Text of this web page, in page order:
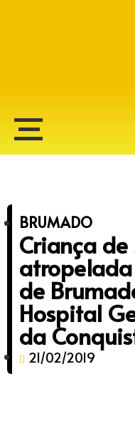
BRUMADO
Criança
de
Hospital
da
21/02/2019